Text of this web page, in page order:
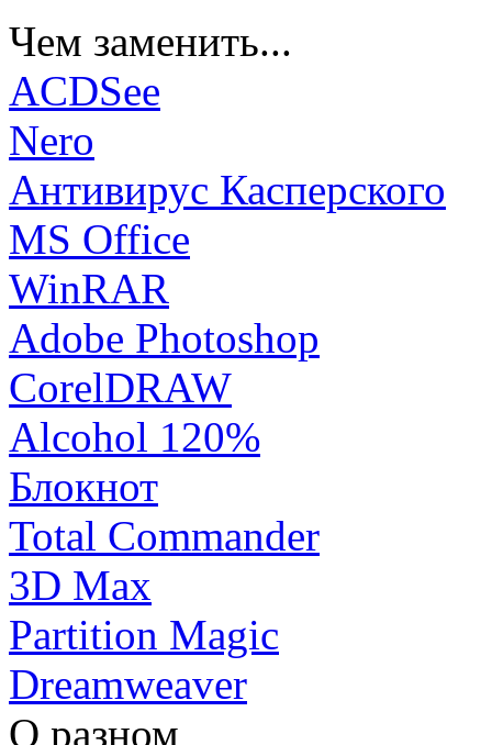
Чем заменить...
ACDSee
Nero
Антивирус Касперского
MS Office
WinRAR
Adobe Photoshop
CorelDRAW
Alcohol 120%
Блокнот
Total Commander
3D Max
Partition Magic
Dreamweaver
О разном